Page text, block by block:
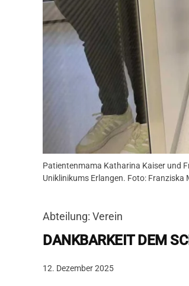
Patientenmama Katharina Kaiser und
Uniklinikums Erlangen. Foto: Franziska
Abteilung: Verein
DANKBARKEIT DEM
12. Dezember 2025